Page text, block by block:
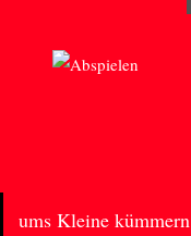
ums Kleine kümmern